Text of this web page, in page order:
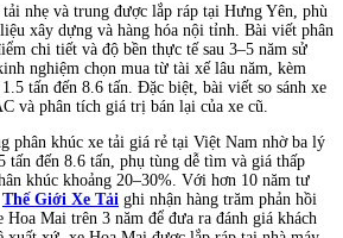
nhẹ và trung được lắp ráp tại Hưng Yên, phù
xây dựng và hàng hóa nội tỉnh. Bài viết phân
chi tiết và độ bền thực tế sau 3–5 năm sử
nghiệm chọn mua từ tài xế lâu năm, kèm
tấn đến 8.6 tấn. Đặc biệt, bài viết so sánh xe
và phân tích giá trị bán lại của xe cũ.
phân khúc xe tải giá rẻ tại Việt Nam nhờ ba lý
tấn đến 8.6 tấn, phụ tùng dễ tìm và giá thấp
khúc khoảng 20–30%. Với hơn 10 năm tư
Thế Giới Xe Tải ghi nhận hàng trăm phản hồi
Mai trên 3 năm để đưa ra đánh giá khách